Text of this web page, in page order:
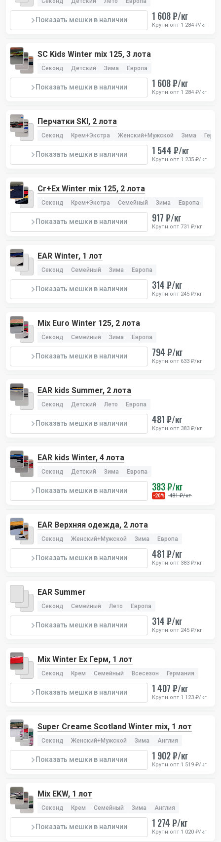
Показать мешки в наличии 1 608 ₽/кг
Крупн.опт 1 284 ₽/кг
SC Kids Winter mix 125, 3 лота
Секонд Детский Зима Европа
Показать мешки в наличии 1 608 ₽/кг
Крупн.опт 1 284 ₽/кг
Перчатки SKI, 2 лота
Секонд Крем+Экстра Женский+Мужской Зима
Показать мешки в наличии 1 544 ₽/кг
Крупн.опт 1 235 ₽/кг
Cr+Ex Winter mix 125, 2 лота
Секонд Крем+Экстра Семейный Зима Европа
Показать мешки в наличии 917 ₽/кг
Крупн.опт 731 ₽/кг
EAR Winter, 1 лот
Секонд Семейный Зима Европа
Показать мешки в наличии 314 ₽/кг
Крупн.опт 245 ₽/кг
Mix Euro Winter 125, 2 лота
Секонд Семейный Зима Европа
Показать мешки в наличии 794 ₽/кг
Крупн.опт 633 ₽/кг
EAR kids Summer, 2 лота
Секонд Детский Лето Европа
Показать мешки в наличии 481 ₽/кг
Крупн.опт 383 ₽/кг
EAR kids Winter, 4 лота
Секонд Детский Зима Европа
Показать мешки в наличии 383 ₽/кг
-20% 481 ₽/кг
EAR Верхняя одежда, 2 лота
Секонд Женский+Мужской Зима Европа
Показать мешки в наличии 481 ₽/кг
Крупн.опт 383 ₽/кг
EAR Summer
Секонд Семейный Лето Европа
Показать мешки в наличии 314 ₽/кг
Крупн.опт 245 ₽/кг
Mix Winter Ex Герм, 1 лот
Секонд Крем Семейный Всесезон Германия
Показать мешки в наличии 1 407 ₽/кг
Крупн.опт 1 123 ₽/кг
Super Creame Scotland Winter mix, 1 лот
Секонд Женский+Мужской Зима Англия
Показать мешки в наличии 1 902 ₽/кг
Крупн.опт 1 519 ₽/кг
Mix EKW, 1 лот
Секонд Крем Семейный Зима Англия
Показать мешки в наличии 1 274 ₽/кг
Крупн.опт 1 020 ₽/кг